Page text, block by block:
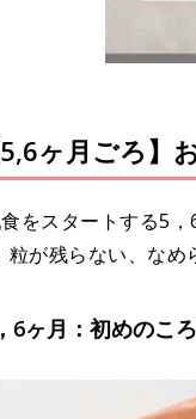
5,6ヶ月ごろ】
をスタートする5
粒が残らない、なめ
6ヶ月：初めのこ